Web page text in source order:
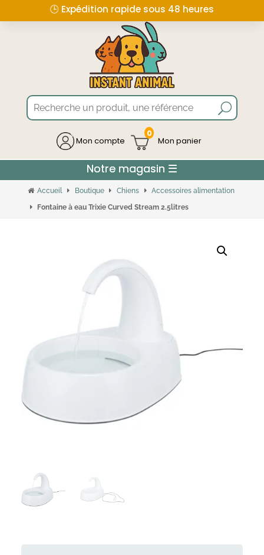
🕒 Expédition rapide sous 48 heures
Mon compte
0
Accueil Boutique Chiens
Accessoires alimentation
Fontaine à eau Trixie Curved Stream 2.5litres